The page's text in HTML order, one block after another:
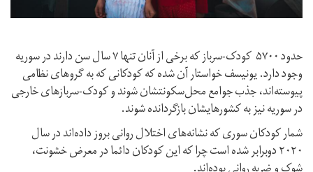
حدود ۵۷۰۰ کودک-سرباز که برخی از آنان تنها ۷ سال سن دارند در سوریه
وجود دارد. یونیسف خواستار آن شده که کودکانی که به گروهای نظامی
پیوسته‌اند، جذب جوامع محل‌سکونتشان شوند و کودک-سربازهای خارجی
در سوریه نیز به کشورهایشان بازگردانده شوند.
شمار کودکان سوری که نشانه‌های اختلال روانی بروز داده‌اند در سال
۲۰۲۰ دوبرابر شده است چرا که این کودکان دائما در معرض خشونت،